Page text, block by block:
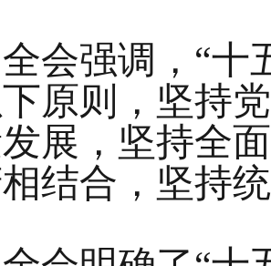
强调，“十五
原则，坚持
展，坚持全
结合，坚持